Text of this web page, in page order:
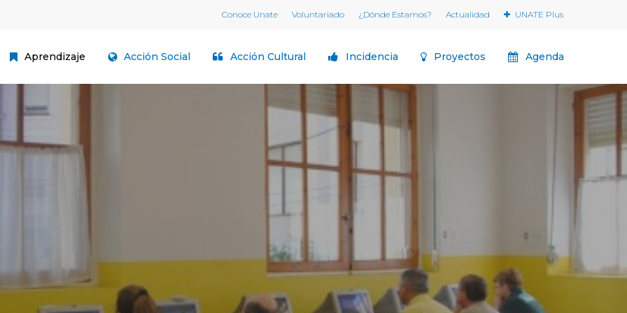
Conoce Unate Voluntariado ¿Dónde Estamos? Actualidad UNATE Plus
Aprendizaje Acción Social Acción Cultural Incidencia Proyectos Agenda